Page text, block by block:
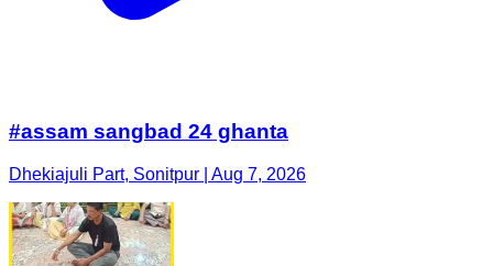
#assam sangbad 24 ghanta
Dhekiajuli Part, Sonitpur | Aug 7, 2026